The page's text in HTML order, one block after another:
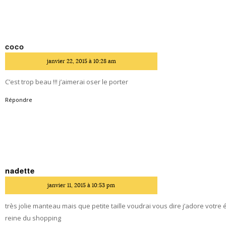
coco
janvier 22, 2015 à 10:28 am
C’est trop beau !!! j’aimerai oser le porter
Répondre
nadette
janvier 11, 2015 à 10:53 pm
très jolie manteau mais que petite taille voudrai vous dire j’adore votre
reine du shopping